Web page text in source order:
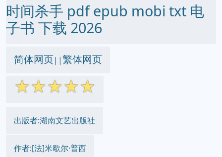
时间杀手 pdf epub mobi txt 电
子书 下载 2026
简体网页||繁体网页
☆☆☆☆☆
出版者:湖南文艺出版社
作者:[法]米歇尔·普西